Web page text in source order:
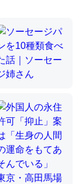
収されないけ
ばするほど分
た。調べたら
度。